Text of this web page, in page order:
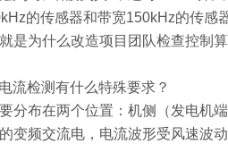
的传感器和带宽150kHz的传感
是为什么改造项目团队检查控制
流检测有什么特殊要求？
分布在两个位置：机侧（发电机
变频交流电，电流波形受风速波